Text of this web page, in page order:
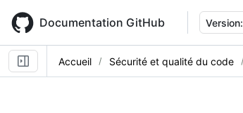
main
content
Documentation GitHub Version:
Accueil Sécurité et qualité du code